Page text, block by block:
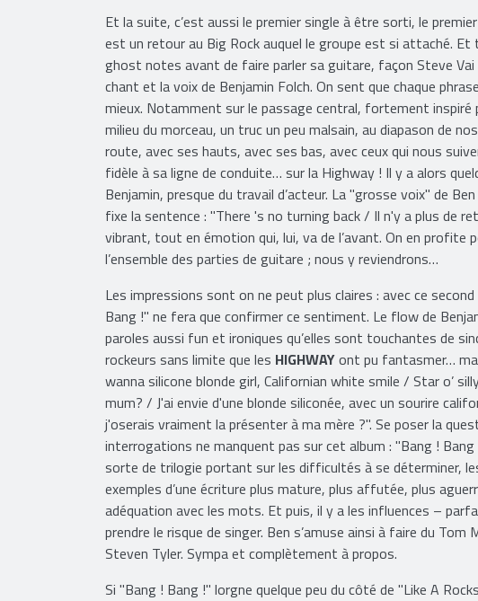
Et la suite, c’est aussi le premier single à être sorti, le
est un retour au Big Rock auquel le groupe est si attaché. Et
ghost notes avant de faire parler sa guitare, façon Steve Vai
chant et la voix de Benjamin Folch. On sent que chaque
mieux. Notamment sur le passage central, fortement inspiré
milieu du morceau, un truc un peu malsain, au diapason de
route, avec ses hauts, avec ses bas, avec ceux qui nous
fidèle à sa ligne de conduite… sur la Highway ! Il y a alors
Benjamin, presque du travail d’acteur. La "grosse voix" de
fixe la sentence : "There 's no turning back / Il n'y a plus de
vibrant, tout en émotion qui, lui, va de l’avant. On en profite
Les impressions sont on ne peut plus claires : avec ce
Bang !" ne fera que confirmer ce sentiment. Le flow de
paroles aussi fun et ironiques qu’elles sont touchantes de
rockeurs sans limite que lesHIGHWAYont pu fantasmer…
wanna silicone blonde girl, Californian white smile / Star o’
mum? / J'ai envie d'une blonde siliconée, avec un sourire
j'oserais vraiment la présenter à ma mère ?". Se poser la
interrogations ne manquent pas sur cet album : "Bang !
sorte de trilogie portant sur les difficultés à se déterminer,
exemples d’une écriture plus mature, plus affutée, plus
adéquation avec les mots. Et puis, il y a les influences –
prendre le risque de singer. Ben s’amuse ainsi à faire du Tom